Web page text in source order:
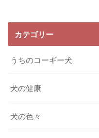
カテゴリー
うちのコーギー犬
犬の健康
犬の色々